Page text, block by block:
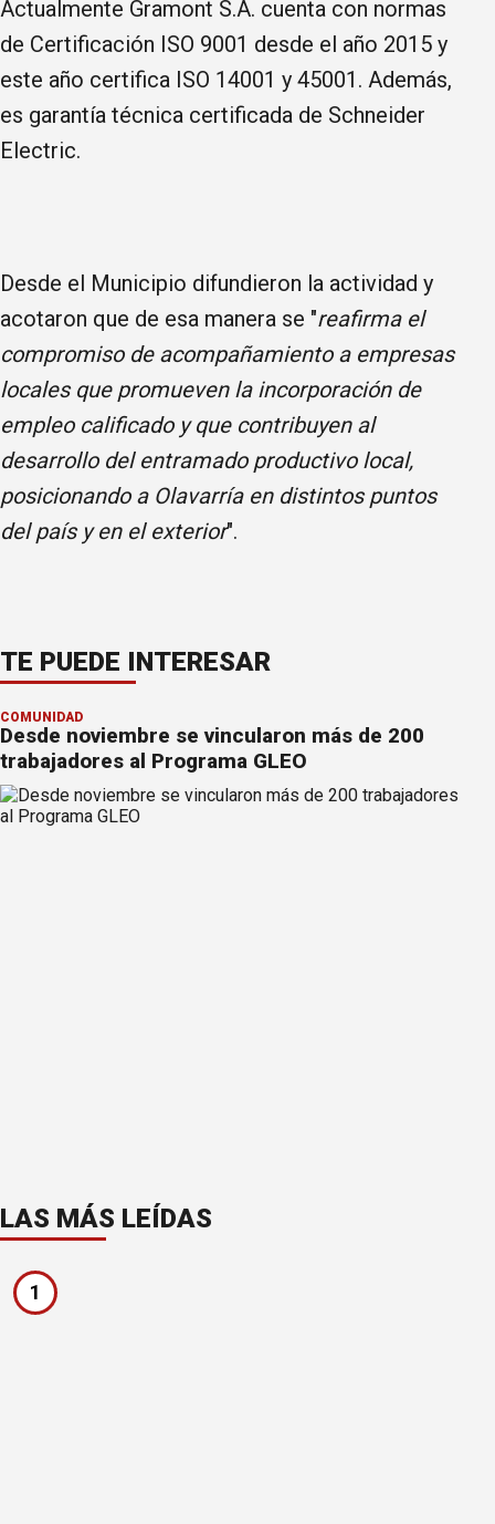
Actualmente Gramont S.A. cuenta con normas
de Certificación ISO 9001 desde el año 2015 y
este año certifica ISO 14001 y 45001. Además,
es garantía técnica certificada de Schneider
Electric.
Desde el Municipio difundieron la actividad y
acotaron que de esa manera se "reafirma el
compromiso de acompañamiento a empresas
locales que promueven la incorporación de
empleo calificado y que contribuyen al
desarrollo del entramado productivo local,
posicionando a Olavarría en distintos puntos
del país y en el exterior".
TE PUEDE INTERESAR
COMUNIDAD
Desde noviembre se vincularon más de 200
trabajadores al Programa GLEO
LAS MÁS LEÍDAS
1